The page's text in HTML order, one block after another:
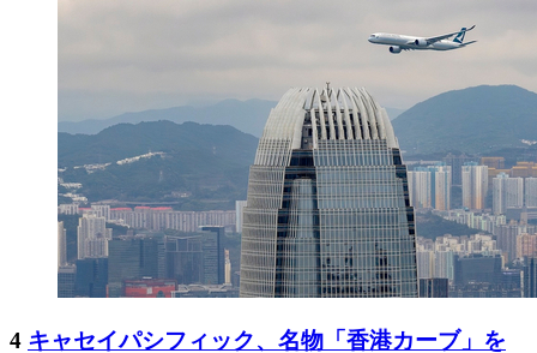
4 キャセイパシフィック、名物「香港カーブ」を